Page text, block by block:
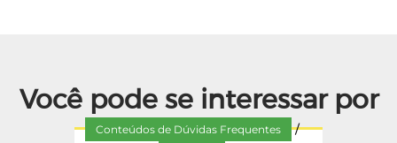
Você pode se interessar por
Conteúdos de Dúvidas Frequentes /